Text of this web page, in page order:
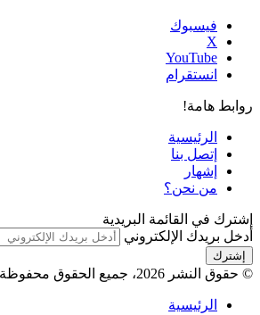
فيسبوك
‫X
‫YouTube
انستقرام
روابط هامة!
الرئيسية
إتصل بنا
إشهار
من نحن؟
إشترك في القائمة البريدية
أدخل بريدك الإلكتروني
© حقوق النشر 2026، جميع الحقوق محفوظة |
الرئيسية